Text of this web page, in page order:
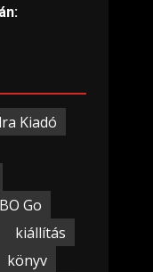
Kiadó
Go
kiállítás
könyv